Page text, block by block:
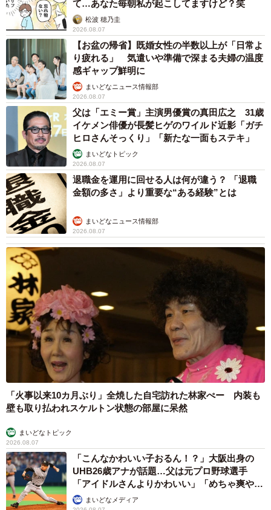
て…あなた毎朝私が起こしてますけど？笑
松波 穂乃圭
2026.08.07
【お盆の帰省】既婚女性の半数以上が「日常よ
り疲れる」 気遣いや準備で深まる夫婦の温度
感ギャップ鮮明に
まいどなニュース情報部
2026.08.07
父は「エミー賞」主演男優賞の真田広之 31歳
イケメン俳優が長髪ヒゲのワイルド近影「ガチ
ヒロさんそっくり」「新たな一面もステキ」
まいどなトピック
2026.08.07
退職金を運用に回せる人は何が違う？ 「退職
金額の多さ」より重要な“ある経験”とは
まいどなニュース情報部
2026.08.07
「火事以来10カ月ぶり」全焼した自宅訪れた林家ぺー 内装も
壁も取り払われスケルトン状態の部屋に呆然
まいどなトピック
2026.08.07
「こんなかわいい子おるん！？」大阪出身の
UHB26歳アナが話題…父は元プロ野球選手
「アイドルさんよりかわいい」「めちゃ爽や
か」まいどなメディア